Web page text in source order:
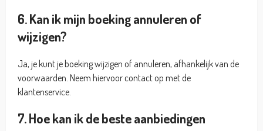
6. Kan ik mijn boeking annuleren of
wijzigen?
Ja, je kunt je boeking wijzigen of annuleren, afhankelijk van de
voorwaarden. Neem hiervoor contact op met de
klantenservice.
7. Hoe kan ik de beste aanbiedingen